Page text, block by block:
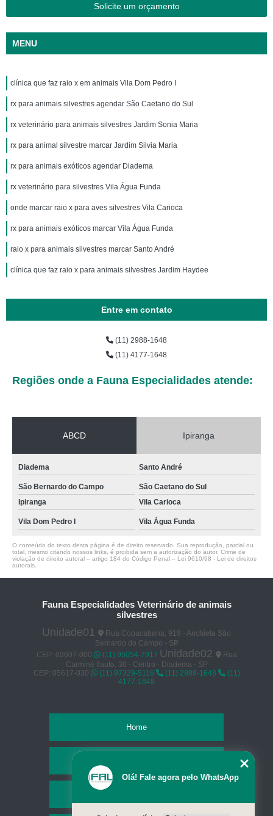
Solicite um orçamento
MENU
clínica que faz raio x em animais Vila Dom Pedro I
rx para animais silvestres agendar São Caetano do Sul
rx veterinário para animais silvestres Jardim Sonia Maria
rx para animal silvestre marcar Jardim Silvia Maria
rx para animais exóticos agendar Diadema
rx veterinário para silvestres Vila Água Funda
onde marcar raio x para aves silvestres Vila Carioca
rx para animais exóticos marcar Vila Água Funda
raio x para animais silvestres marcar Santo André
clínica que faz raio x para animais silvestres Jardim Haydee
Entre em contato
(11) 2988-1648
(11) 4177-1648
Regiões onde a Fauna Especialidades atende:
ABCD Ipiranga
Diadema Santo André
São Bernardo do Campo
São Caetano do Sul
Ipiranga
Vila Carioca
Vila Dom Pedro I Vila Água Funda
O conteúdo do texto desta página é de direito reservado. Sua reprodução, parcial ou
total, mesmo citando nossos links, é proibida sem a autorização do autor. Crime de
violação de direito autoral – artigo 184 do Código Penal – Lei 9610/98 - Lei de direitos
autorais
Fauna Especialidades Veterinário de animais
silvestres
Unidade01
Rua Copacabana, 918 - Anchieta São
Bernardo do Campo - SP
CEP: 09607-000
(11) 95054-7917 Unidade02
Rua
Carminé flauto, 30 - Centro - Diadema - SP
CEP: 05617-030
(11) 97329-5116 (11) 2988-1648
(11)
4177-1648
Home
Olá! Fale agora pelo WhatsApp